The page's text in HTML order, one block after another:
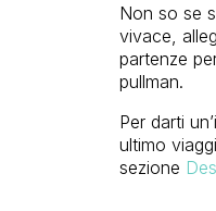
Non so se
vivace,
partenze
pullman.
Per darti
ultimo
sezione